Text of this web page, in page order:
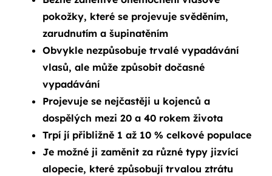
pokožky, které se projevuje svěděním,
zarudnutím a šupinatěním
Obvykle nezpůsobuje trvalé vypadávání
vlasů, ale může způsobit dočasné
vypadávání
Projevuje se nejčastěji u kojenců a
dospělých mezi 20 a 40 rokem života
Trpí jí přibližně 1 až 10 % celkové populace
Je možné ji zaměnit za různé typy jizvící
alopecie, které způsobují trvalou ztrátu